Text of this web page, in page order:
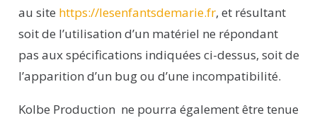
au site https://lesenfantsdemarie.fr, et résultant
soit de l’utilisation d’un matériel ne répondant
pas aux spécifications indiquées ci-dessus, soit de
l’apparition d’un bug ou d’une incompatibilité.
Kolbe Production ne pourra également être tenue